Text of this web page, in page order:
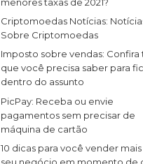
:
Criptomoedas Notícias:
Sobre Criptomoedas
Imposto sobre vendas: Confira
que você precisa saber para
dentro do assunto
PicPay: Receba ou envie
pagamentos sem precisar de
máquina de cartão
10 dicas para você vender